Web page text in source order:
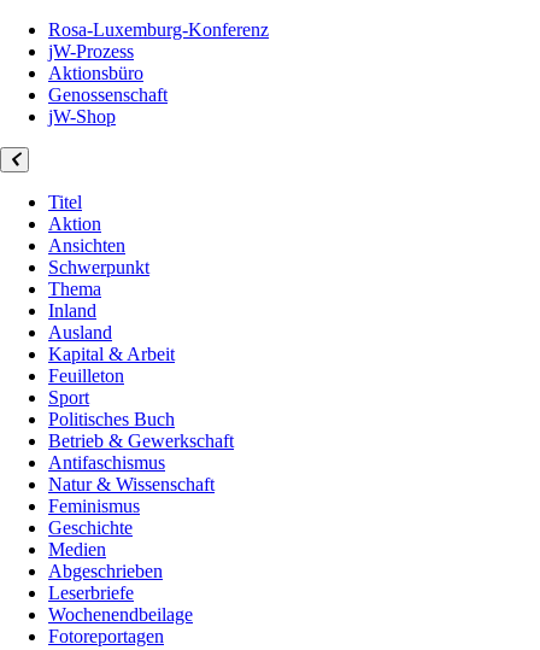
Rosa-Luxemburg-Konferenz
jW-Prozess
Aktionsbüro
Genossenschaft
jW-Shop
Titel
Aktion
Ansichten
Schwerpunkt
Thema
Inland
Ausland
Kapital & Arbeit
Feuilleton
Sport
Politisches Buch
Betrieb & Gewerkschaft
Antifaschismus
Natur & Wissenschaft
Feminismus
Geschichte
Medien
Abgeschrieben
Leserbriefe
Wochenendbeilage
Fotoreportagen